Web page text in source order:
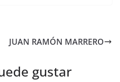
JUAN RAMÓN MARRERO
gustar